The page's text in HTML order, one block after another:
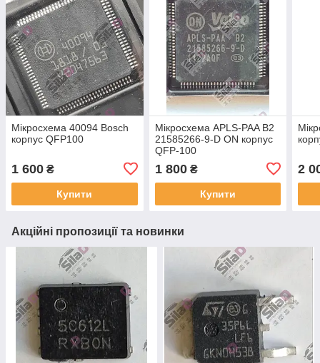
Мікросхема 40094 Bosch
корпус QFP100
1 600 ₴
Купити
Мікросхема APLS-PAA B2
21585266-9-D ON корпус
QFP-100
1 800₴
Купити
2
Акційні пропозиції та новинки